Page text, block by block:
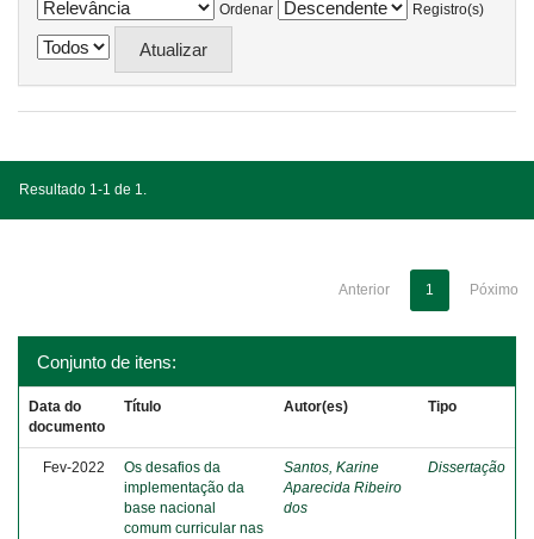
Ordenar
Registro(s)
Resultado 1-1 de 1.
Anterior 1 Póximo
Conjunto de itens:
Data do
documento
Título Autor(es) Tipo
Fev-2022
Os desafios da
implementação da
base nacional
comum curricular nas
Santos, Karine
Aparecida Ribeiro
dos
Dissertação